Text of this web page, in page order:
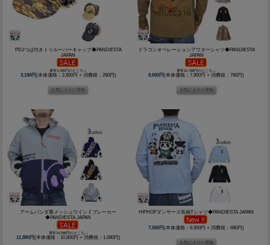
PDJつば付きトゥルーパーキャップ◆PANDIESTA
JAPAN
通常4,290円のところ↓↓
3,190円(本体価格：2,900円 + 消費税：290円)
ドラゴンオペレーションアウターシャツ◆PANDIESTA
JAPAN
通常10,780円のところ↓↓
8,690円(本体価格：7,900円 + 消費税：790円)
アームパンダ裏メッシュウインドブレーカー
◆PANDIESTA JAPAN
通常14,080円のところ↓↓
11,880円(本体価格：10,800円 + 消費税：1,080円)
HIPHOPダンサーズ長袖Tシャツ◆PANDIESTA JAPAN
7,590円(本体価格：6,900円 + 消費税：690円)